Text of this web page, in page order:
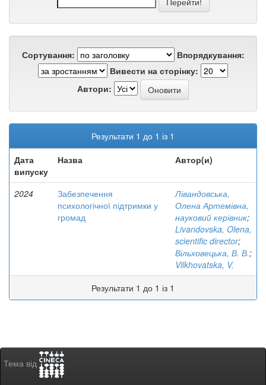
Сортування:
Впорядкування:
Вивести на сторінку:
Автори:
Результати 1 до 1 із 1
Дата
випуску
Назва Автор(и)
2024
Забезпечення
психологічної підтримки у
громад
Лівандовська,
Олена Артемівна,
науковий керівник;
Livandovska, Olena,
scientific director;
Вільховецька, В. В.;
Vilkhovatska, V.
Результати 1 до 1 із 1
Тема від